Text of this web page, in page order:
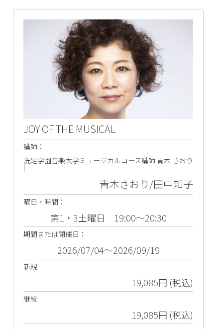
JOY OF THE MUSICAL
講師：
洗足学園音楽大学ミュージカルコース講師 青木 さおり
|
青木さおり/田中知子
曜日・時間：
第1・3土曜日 19:00～20:30
期間または開催日：
2026/07/04～2026/09/19
新規
19,085円 (税込)
継続
19,085円 (税込)